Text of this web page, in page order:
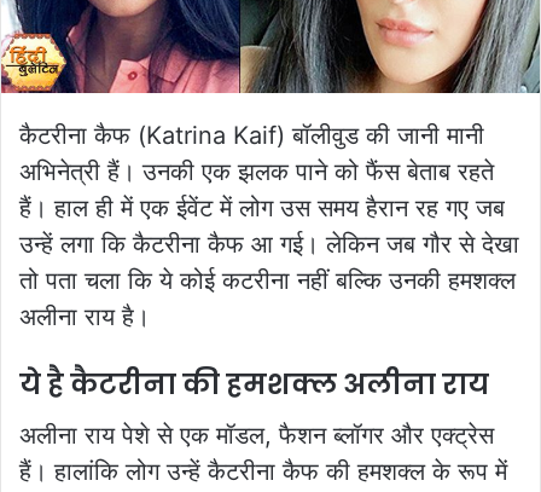
कैटरीना कैफ (Katrina Kaif) बॉलीवुड की जानी मानी
अभिनेत्री हैं। उनकी एक झलक पाने को फैंस बेताब रहते
हैं। हाल ही में एक ईवेंट में लोग उस समय हैरान रह गए जब
उन्हें लगा कि कैटरीना कैफ आ गई। लेकिन जब गौर से देखा
तो पता चला कि ये कोई कटरीना नहीं बल्कि उनकी हमशक्ल
अलीना राय है।
ये है कैटरीना की हमशक्ल अलीना राय
अलीना राय पेशे से एक मॉडल, फैशन ब्लॉगर और एक्ट्रेस
हैं। हालांकि लोग उन्हें कैटरीना कैफ की हमशक्ल के रूप में